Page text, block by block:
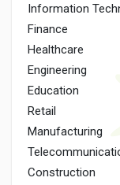
Information
Finance
Healthcare
Engineering
Education
Retail
Manufacturing
Construction